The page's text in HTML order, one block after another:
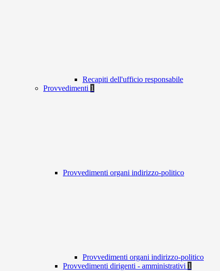
Recapiti dell'ufficio responsabile
Provvedimenti 1
Provvedimenti organi indirizzo-politico
Provvedimenti organi indirizzo-politico
Provvedimenti dirigenti - amministrativi 1